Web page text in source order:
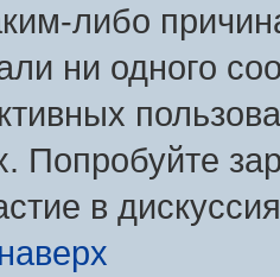
либо
ни одного
Попробуйте
в